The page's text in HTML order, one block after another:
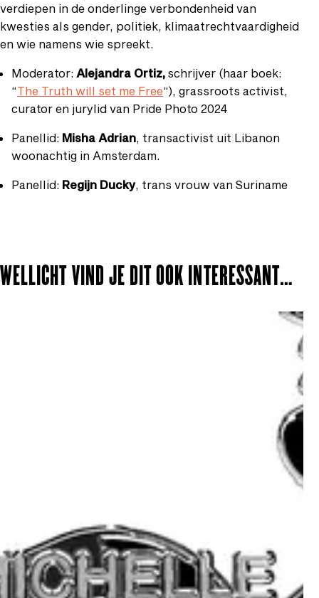
verdiepen in de onderlinge verbondenheid van
kwesties als gender, politiek, klimaatrechtvaardigheid
en wie namens wie spreekt.
Moderator: Alejandra Ortiz, schrijver (haar boek:
“The Truth will set me Free“), grassroots activist,
curator en jurylid van Pride Photo 2024
Panellid: Misha Adrian , transactivist uit Libanon
woonachtig in Amsterdam.
Panellid: Regijn Ducky, trans vrouw van Suriname
WELLICHT VIND JE DIT OOK INTERESSANT…